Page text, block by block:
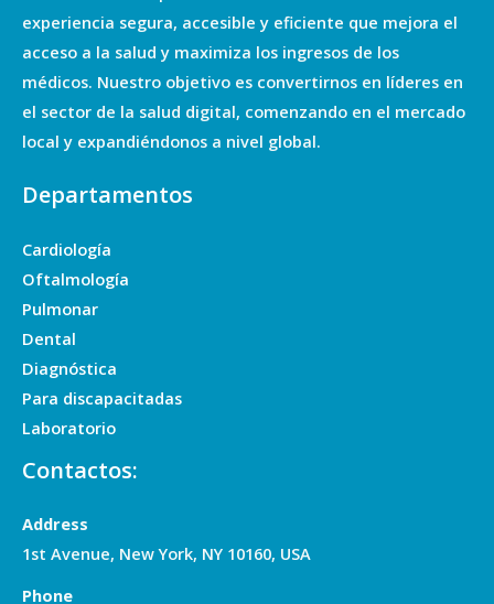
experiencia segura, accesible y eficiente que mejora el
acceso a la salud y maximiza los ingresos de los
médicos. Nuestro objetivo es convertirnos en líderes en
el sector de la salud digital, comenzando en el mercado
local y expandiéndonos a nivel global.
Departamentos
Cardiología
Oftalmología
Pulmonar
Dental
Diagnóstica
Para discapacitadas
Laboratorio
Contactos:
Address
1st Avenue, New York, NY 10160, USA
Phone